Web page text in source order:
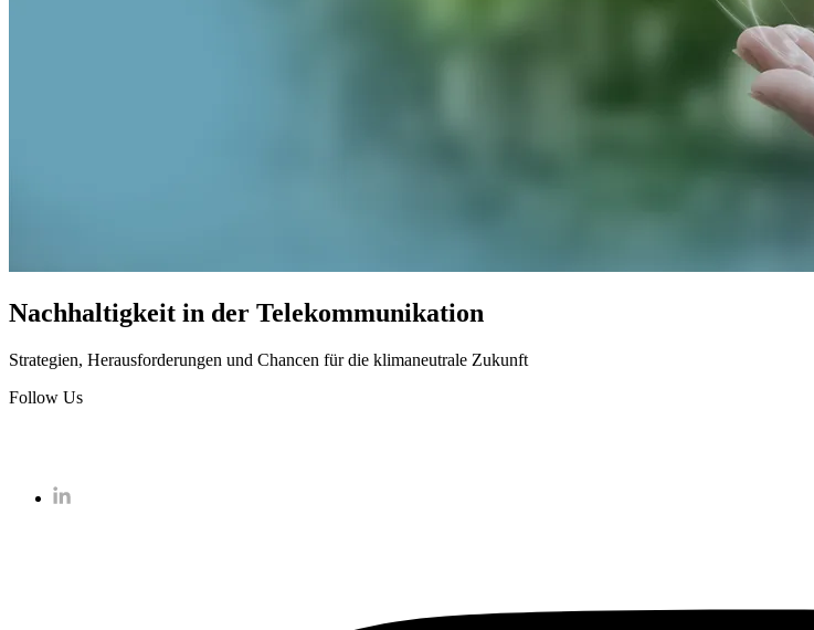
Nachhaltigkeit in der Telekommunikation
Strategien, Herausforderungen und Chancen für die klimaneutrale Zukunft
Follow Us